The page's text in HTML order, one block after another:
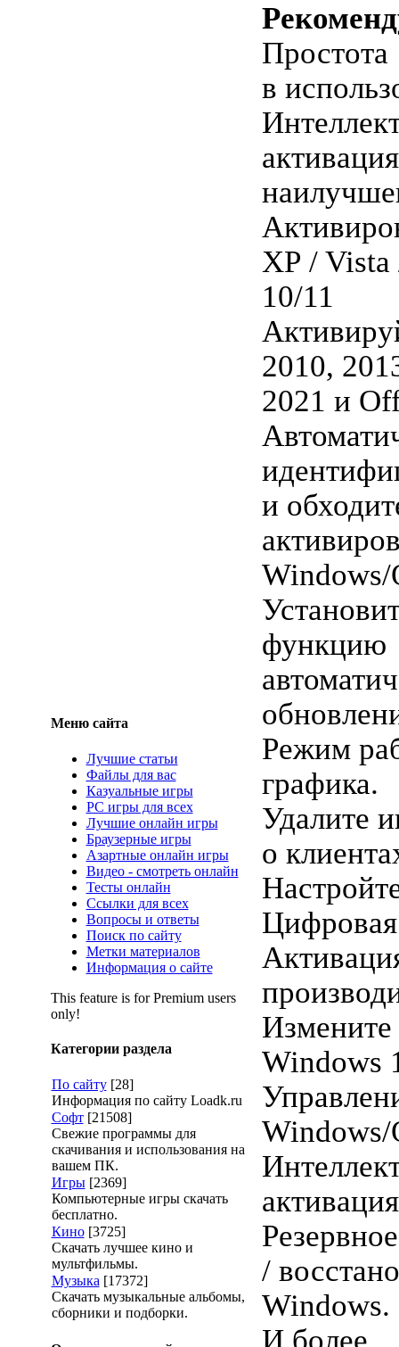
Меню сайта
Лучшие статьи
Файлы для вас
Казуальные игры
PC игры для всех
Лучшие онлайн игры
Браузерные игры
Азартные онлайн игры
Видео - смотреть онлайн
Тесты онлайн
Ссылки для всех
Вопросы и ответы
Поиск по сайту
Метки материалов
Информация о сайте
This feature is for Premium users
only!
Категории раздела
По сайту [28]
Информация по сайту Loadk.ru
Софт [21508]
Свежие программы для
скачивания и использования на
вашем ПК.
Игры [2369]
Компьютерные игры скачать
бесплатно.
Кино [3725]
Скачать лучшее кино и
мультфильмы.
Музыка [17372]
Скачать музыкальные альбомы,
сборники и подборки.
Простота
в
XP /
10/11
2010,
2021 и
и
функцию
Режим
графика.
Удалите
о
Windows
/
Windows.